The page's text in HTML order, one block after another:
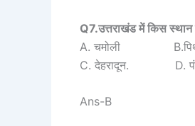
Q7.उत्तराखंड में किस
A. चमोली
C. देहरादून. D.
Ans-B